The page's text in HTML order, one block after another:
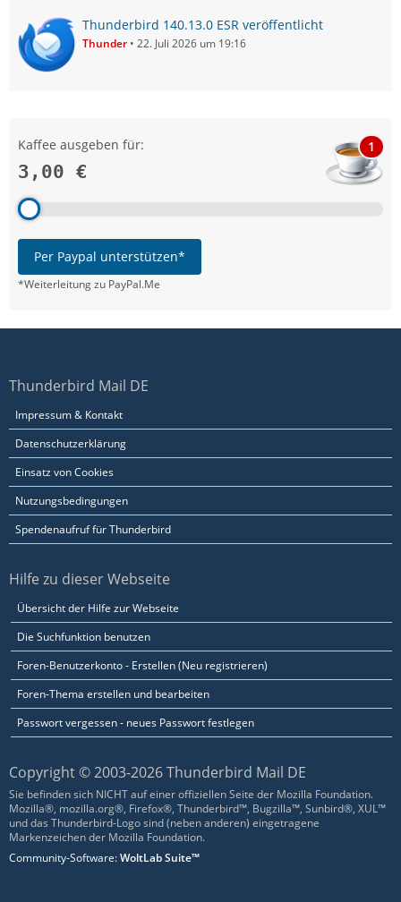
Thunderbird 140.13.0 ESR veröffentlicht
Thunder 22. Juli 2026 um 19:16
Kaffee ausgeben für:
3,00 €
1
Per Paypal unterstützen*
*Weiterleitung zu PayPal.Me
Thunderbird Mail DE
Impressum & Kontakt
Datenschutzerklärung
Einsatz von Cookies
Nutzungsbedingungen
Spendenaufruf für Thunderbird
Hilfe zu dieser Webseite
Übersicht der Hilfe zur Webseite
Die Suchfunktion benutzen
Foren-Benutzerkonto - Erstellen (Neu registrieren)
Foren-Thema erstellen und bearbeiten
Passwort vergessen - neues Passwort festlegen
Copyright © 2003-2026 Thunderbird Mail DE
Sie befinden sich NICHT auf einer offiziellen Seite der Mozilla Foundation.
Mozilla®, mozilla.org®, Firefox®, Thunderbird™, Bugzilla™, Sunbird®, XUL™
und das Thunderbird-Logo sind (neben anderen) eingetragene
Markenzeichen der Mozilla Foundation.
Community-Software:WoltLab Suite™